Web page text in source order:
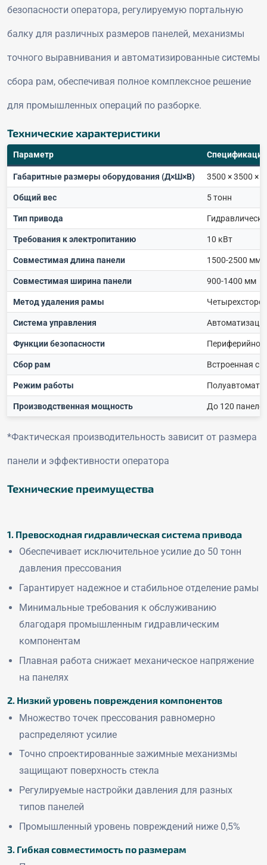
безопасности оператора, регулируемую портальную
балку для различных размеров панелей, механизмы
точного выравнивания и автоматизированные системы
сбора рам, обеспечивая полное комплексное решение
для промышленных операций по разборке.
Технические характеристики
Параметр Спецификация
Габаритные размеры оборудования (Д×Ш×В) 3500 × 3500 ×
Общий вес 5 тонн
Тип привода
Требования к электропитанию 10 кВт
Совместимая длина панели 1500-2500 мм
Совместимая ширина панели 900-1400 мм
Метод удаления рамы
Система управления
Функции безопасности Периферийное
Сбор рам Встроенная
Режим работы
Производственная мощность До 120
*Фактическая производительность зависит от размера
панели и эффективности оператора
Технические преимущества
1. Превосходная гидравлическая система привода
Обеспечивает исключительное усилие до 50 тонн
давления прессования
Гарантирует надежное и стабильное отделение рамы
Минимальные требования к обслуживанию
благодаря промышленным гидравлическим
компонентам
Плавная работа снижает механическое напряжение
на панелях
2. Низкий уровень повреждения компонентов
Множество точек прессования равномерно
распределяют усилие
Точно спроектированные зажимные механизмы
защищают поверхность стекла
Регулируемые настройки давления для разных
типов панелей
Промышленный уровень повреждений ниже 0,5%
3. Гибкая совместимость по размерам